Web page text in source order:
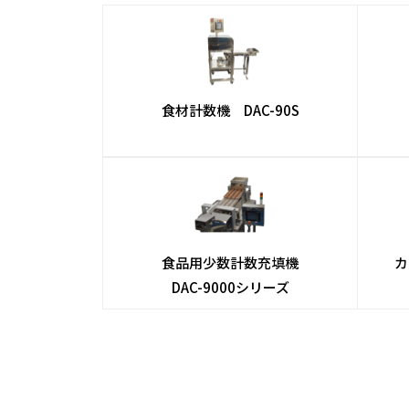
食材計数機 DAC-90S
食品用少数計数充填機
DAC-9000シリーズ